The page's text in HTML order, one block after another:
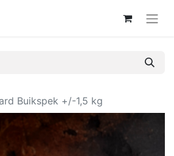
Buikspek +/-1,5 kg